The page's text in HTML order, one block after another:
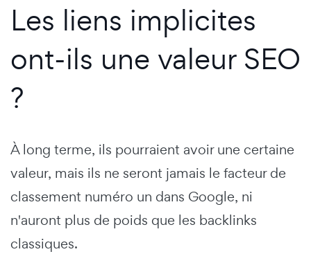
Les liens implicites
ont-ils une valeur SEO
?
À long terme, ils pourraient avoir une certaine
valeur, mais ils ne seront jamais le facteur de
classement numéro un dans Google, ni
n'auront plus de poids que les backlinks
classiques.